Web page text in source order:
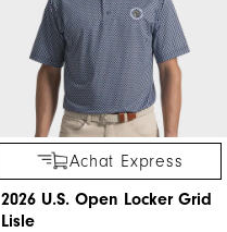
Achat Express
2026 U.S. Open Locker Grid
Lisle